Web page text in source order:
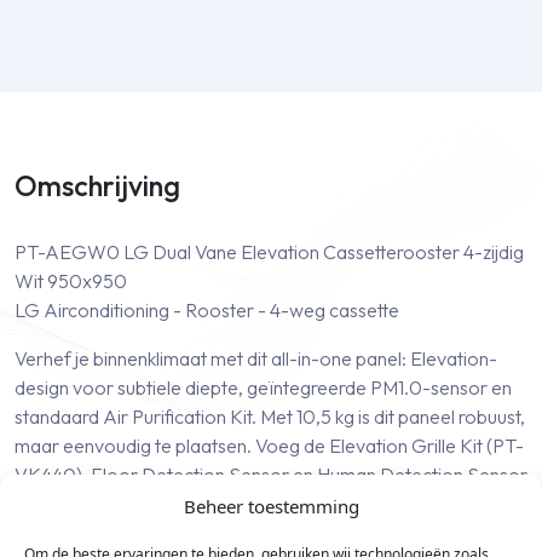
Beheer toestemming
Omschrijving
PT-AEGW0 LG Dual Vane Elevation Cassetterooster 4-zijdig
Wit 950x950
LG Airconditioning - Rooster - 4-weg cassette
Verhef je binnenklimaat met dit all-in-one panel: Elevation-
design voor subtiele diepte, geïntegreerde PM1.0-sensor en
standaard Air Purification Kit. Met 10,5 kg is dit paneel robuust,
maar eenvoudig te plaatsen. Voeg de Elevation Grille Kit (PT-
VK440), Floor Detection Sensor en Human Detection Sensor
toe voor maximaal comfort en controle.